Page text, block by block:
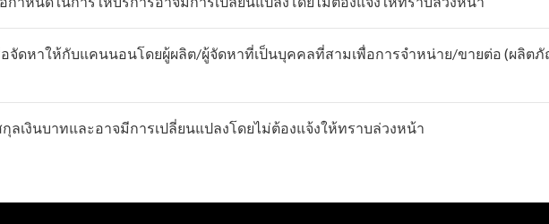
จัดหาให้กับแคนนอนโดยผู้ผลิต/ผู้จัดหาที่เป็นบุคคลที่สามเพื่อการจำหน่าย/ขายต่อ (ผลิ
เงินบาทและอาจมีการเปลี่ยนแปลงโดยไม่ต้องแจ้งให้ทราบล่วงหน้า